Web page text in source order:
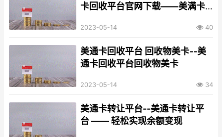
卡回收平台官网下载——美满卡
2023-05-14 40
美通卡回收平台 回收物美卡--美
通卡回收平台回收物美卡
2023-05-14 34
美通卡转让平台--美通卡转让平
台 —— 轻松实现余额变现